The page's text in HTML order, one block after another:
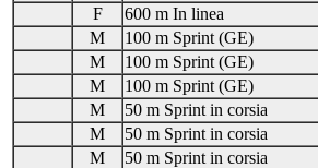
F
600 m In linea
M
100 m Sprint (GE)
M
100 m Sprint (GE)
M
100 m Sprint (GE)
M
50 m Sprint in corsia
M
50 m Sprint in corsia
M
50 m Sprint in corsia